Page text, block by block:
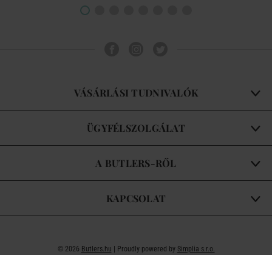
VÁSÁRLÁSI TUDNIVALÓK
ÜGYFÉLSZOLGÁLAT
A BUTLERS-RŐL
KAPCSOLAT
© 2026 Butlers.hu | Proudly powered by Simplia s.r.o.